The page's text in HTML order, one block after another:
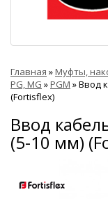
Главная »Муфты,
PG, MG »PGM »Ввод
(Fortisflex)
Ввод
(5-10 мм)